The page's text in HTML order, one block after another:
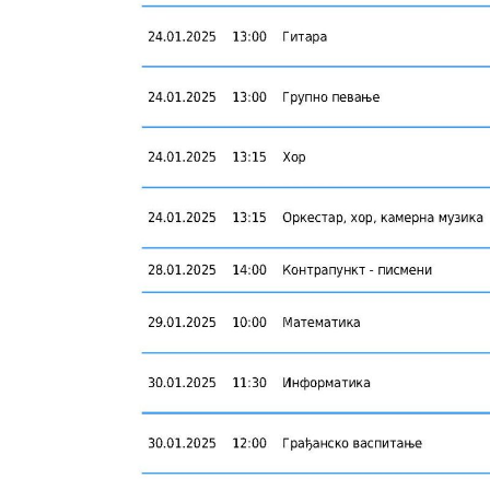
ПРАТИТЕ НАС
Copyright 2024. - Muzička škola Mokranjac -